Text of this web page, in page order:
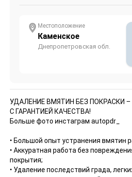
Местоположение
Каменское
Днепропетровская обл.
УДАЛЕНИЕ ВМЯТИН БЕЗ ПОКРАСКИ
С ГАРАНТИЕЙ КАЧЕСТВА!
Больше фото инстаграм autopdr_
• Большой опыт устранения вмятин
• Аккуратная работа без
покрытия;
• Удаление последствий града,